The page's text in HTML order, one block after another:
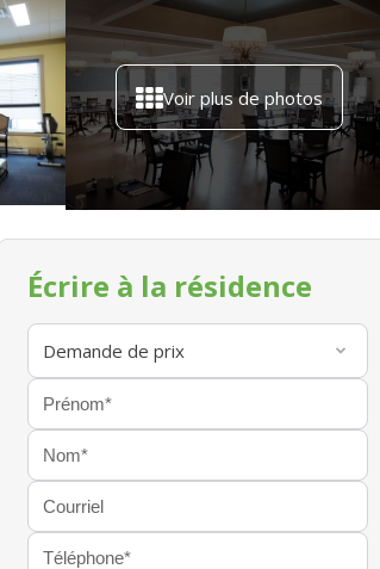
Voir plus de photos
Écrire à la résidence